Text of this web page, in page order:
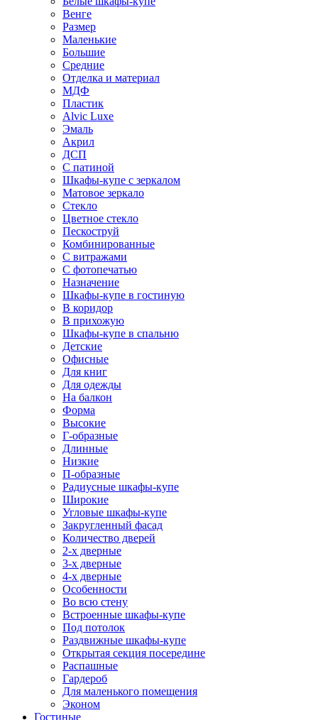
Венге
Размер
Маленькие
Большие
Средние
Отделка и материал
МДФ
Пластик
Alvic Luxe
Эмаль
Акрил
ДСП
С патиной
Шкафы-купе с зеркалом
Матовое зеркало
Стекло
Цветное стекло
Пескоструй
Комбинированные
С витражами
С фотопечатью
Назначение
Шкафы-купе в гостиную
В коридор
В прихожую
Шкафы-купе в спальню
Детские
Офисные
Для книг
Для одежды
На балкон
Форма
Высокие
Г-образные
Длинные
Низкие
П-образные
Радиусные шкафы-купе
Широкие
Угловые шкафы-купе
Закругленный фасад
Количество дверей
2-х дверные
3-х дверные
4-х дверные
Особенности
Во всю стену
Встроенные шкафы-купе
Под потолок
Раздвижные шкафы-купе
Открытая секция посередине
Распашные
Гардероб
Для маленького помещения
Эконом
Гостиные